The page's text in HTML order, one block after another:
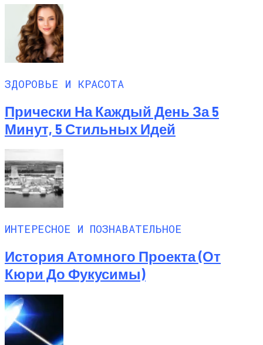
ЗДОРОВЬЕ И КРАСОТА
Прически На Каждый День За 5
Минут, 5 Стильных Идей
ИНТЕРЕСНОЕ И ПОЗНАВАТЕЛЬНОЕ
История Атомного Проекта (от
Кюри До Фукусимы)